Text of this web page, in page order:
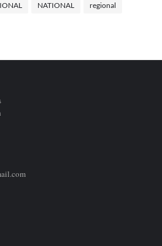
NATIONAL regional